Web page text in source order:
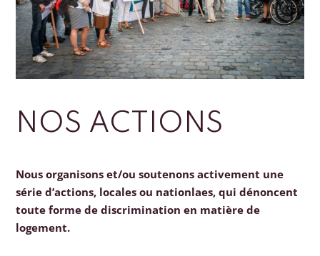
NOS ACTIONS
Nous organisons et/ou soutenons activement une
série d’actions, locales ou nationlaes, qui dénoncent
toute forme de discrimination en matière de
logement.